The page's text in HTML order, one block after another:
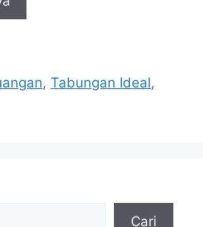
,Tabungan Ideal,
Cari